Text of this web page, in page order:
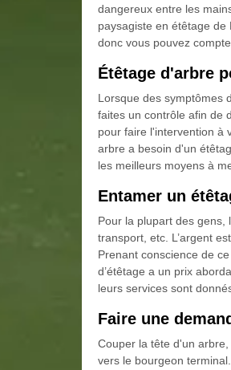
dangereux entre les
paysagiste en étêtage de
donc vous pouvez
Étêtage d'arbre
Lorsque des symptômes
faites un contrôle afin de
pour faire l'intervention à
arbre a besoin d'un
les meilleurs moyens à
Entamer un
Pour la plupart des gens,
transport, etc. L’argent
Prenant conscience de
d’étêtage a un prix
leurs services sont
Faire une
Couper la tête d'un
vers le bourgeon